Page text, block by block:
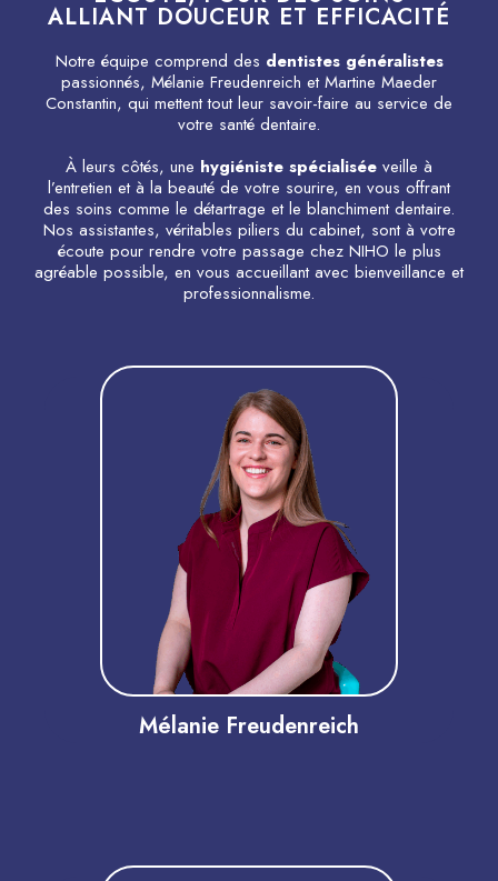
ALLIANT DOUCEUR ET EFFICACITÉ
Notre équipe comprend des dentistes généralistes
passionnés, Mélanie Freudenreich et Martine Maeder
Constantin, qui mettent tout leur savoir-faire au service de
votre santé dentaire.
À leurs côtés, une hygiéniste spécialisée veille à
l’entretien et à la beauté de votre sourire, en vous offrant
des soins comme le détartrage et le blanchiment dentaire.
Nos assistantes, véritables piliers du cabinet, sont à votre
écoute pour rendre votre passage chez NIHO le plus
agréable possible, en vous accueillant avec bienveillance et
professionnalisme.
Mélanie Freudenreich
Mélanie s’assure que chaque soin
soit uneexpérience sans
douleur, en utilisant des
techniques modernes et adaptées
EN SAVOIR PLUS